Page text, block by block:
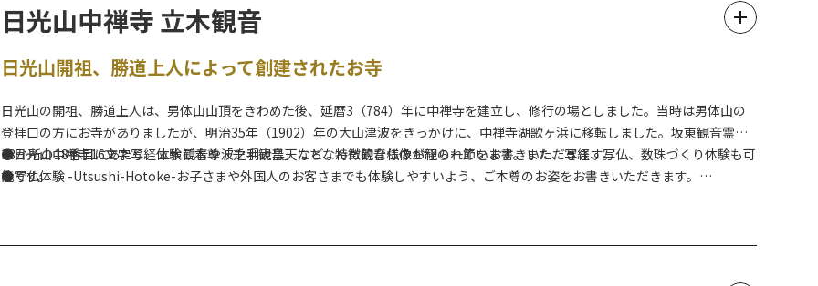
明智平のロープウェイ駅から展望台まで約３分、標高1,373メートル地点まで上ります。展望台では、正面に華厳ノ滝、中禅寺湖や
寺湖まで抜けることもできます。(※要トレッキング装備)所要時間は茶の木平まで約1時間30分（逆は約55分）。展望台から約20分
月上旬頃に見ることができるアカヤシオや、5月下旬以降に迎える新緑の景色が絶景です。
日光山中禅寺 立木観音
日光山開祖、勝道上人によって創建されたお寺
日光山の開祖、勝道上人は、男体山山頂をきわめた後、延暦3（784）年に中禅寺を建立し、修行の場としました。当時は男体山の
登拝口の方にお寺がありましたが、明治35年（1902）年の大山津波をきっかけに、中禅寺湖歌ヶ浜に移転しました。坂東観音霊場
33か所の18番目にあたり、立木観音や波之利大黒天など、特徴的な仏像が祀られています。また、写経、写仏、数珠づくり体験も可
能です。
●日光山中禅寺16文字写経体験ご本尊「千手観音」にちなんだ観音様のお経の一節をお書きいただきます。
●写仏体験 -Utsushi-Hotoke-お子さまや外国人のお客さまでも体験しやすいよう、ご本尊のお姿をお書きいただきます。
各内容の詳細は、写経体験・写仏体験、数珠づくり体験よりご確認ください。